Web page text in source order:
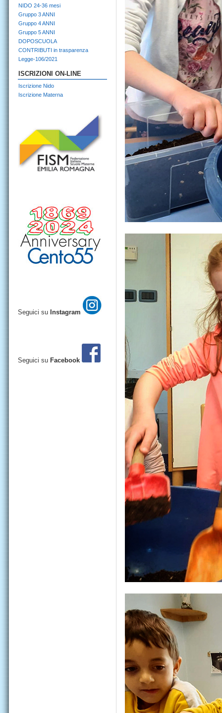
NIDO 24-36 mesi
Gruppo 3 ANNI
Gruppo 4 ANNI
Gruppo 5 ANNI
DOPOSCUOLA
CONTRIBUTI in trasparenza
Legge-106/2021
ISCRIZIONI ON-LINE
Iscrizione Nido
Iscrizione Materna
Seguici su Instagram
Seguici su Facebook